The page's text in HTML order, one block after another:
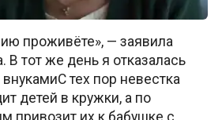
проживёте», — заявила
В тот же день я отказалась
тех пор невестка
детей в кружки, а по